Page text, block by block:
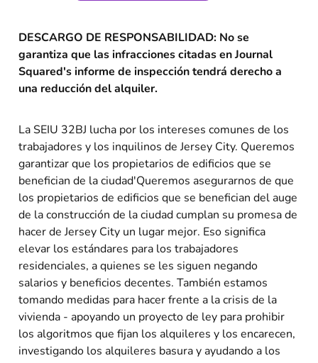
DESCARGO DE RESPONSABILIDAD: No se
garantiza que las infracciones citadas en Journal
Squared's informe de inspección tendrá derecho a
una reducción del alquiler.
La SEIU 32BJ lucha por los intereses comunes de los
trabajadores y los inquilinos de Jersey City. Queremos
garantizar que los propietarios de edificios que se
benefician de la ciudad'Queremos asegurarnos de que
los propietarios de edificios que se benefician del auge
de la construcción de la ciudad cumplan su promesa de
hacer de Jersey City un lugar mejor. Eso significa
elevar los estándares para los trabajadores
residenciales, a quienes se les siguen negando
salarios y beneficios decentes. También estamos
tomando medidas para hacer frente a la crisis de la
vivienda - apoyando un proyecto de ley para prohibir
los algoritmos que fijan los alquileres y los encarecen,
investigando los alquileres basura y ayudando a los